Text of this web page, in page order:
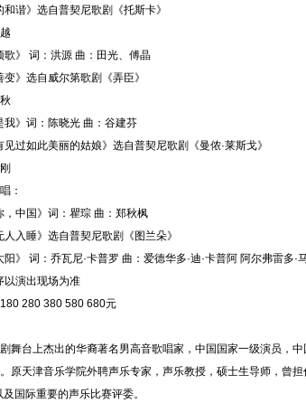
和谐》选自普契尼歌剧《托斯卡》
歌》 词：洪源 曲：田光、傅晶
变》选自威尔第歌剧《弄臣》
我》词：陈晓光 曲：谷建芬
见过如此美丽的姑娘》选自普契尼歌剧《曼侬·莱斯戈》
：
，中国》词：瞿琮 曲：郑秋枫
人入睡》选自普契尼歌剧《图兰朵》
阳》 词：乔瓦尼·卡普罗 曲：爱德华多·迪·卡普阿 阿尔弗雷多·
以演出现场为准
280 380 580 680元
舞台上杰出的华裔著名男高音歌唱家，中国国家一级演员，
原天津音乐学院外聘声乐专家，声乐教授，硕士生导师，曾
及国际重要的声乐比赛评委。